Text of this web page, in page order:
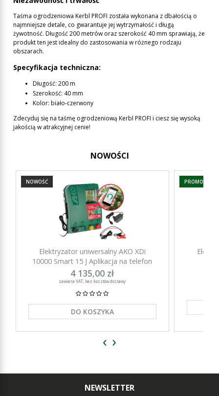
Taśma ogrodzeniowa Kerbl PROFI została wykonana z dbałością o
najmniejsze detale, co gwarantuje jej wytrzymałość i długą
żywotność. Długość 200 metrów oraz szerokość 40 mm sprawiają, że
produkt ten jest idealny do zastosowania w różnego rodzaju
obszarach.
Specyfikacja techniczna:
Długość: 200 m
Szerokość: 40 mm
Kolor: biało-czerwony
Zdecyduj się na taśmę ogrodzeniową Kerbl PROFI i ciesz się wysoką
jakością w atrakcyjnej cenie!
NOWOŚCI
Elektryzator uniwersalny AKO XDi
10000 Smart 15 J Aplikacja na telefon
4 135,00 zł
zawiera VAT, bez kosztów dostawy
DO KOSZYKA
NOWOŚĆ PROMOCJA
‹ ›
NEWSLETTER